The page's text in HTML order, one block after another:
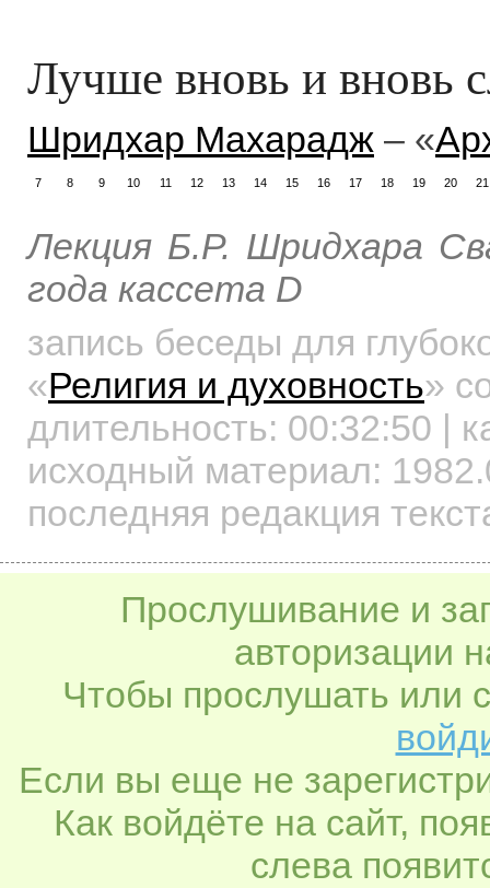
Лучше вновь и вновь
Шридхар Махарадж – «
7 8 9 10 11 12 13 14 15 16 17 18 19 20 21
Лекция Б.Р. Шридхара
года кассета D
запись беседы для
«Религия и духовность»
длительность: 00:32:50 |
исходный материал:
последняя редакция
Прослушивание и
авторизации
Чтобы прослушать или
Если вы еще не
Как войдёте на сайт,
слева